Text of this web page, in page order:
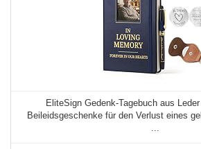
EliteSign Gedenk-Tagebuch aus
Beileidsgeschenke für den Verlust eines
...